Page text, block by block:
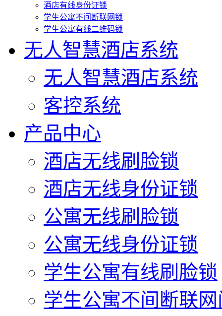
酒店有线身份证锁
学生公寓不间断联网锁
学生公寓有线二维码锁
无人智慧酒店系统
无人智慧酒店系统
客控系统
产品中心
酒店无线刷脸锁
酒店无线身份证锁
公寓无线刷脸锁
公寓无线身份证锁
学生公寓有线刷脸锁
学生公寓不间断联